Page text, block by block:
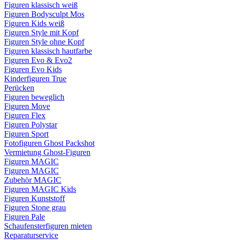
Figuren klassisch weiß
Figuren Bodysculpt Mos
Figuren Kids weiß
Figuren Style mit Kopf
Figuren Style ohne Kopf
Figuren klassisch hautfarbe
Figuren Evo & Evo2
Figuren Evo Kids
Kinderfiguren True
Perücken
Figuren beweglich
Figuren Move
Figuren Flex
Figuren Polystar
Figuren Sport
Fotofiguren Ghost Packshot
Vermietung Ghost-Figuren
Figuren MAGIC
Figuren MAGIC
Zubehör MAGIC
Figuren MAGIC Kids
Figuren Kunststoff
Figuren Stone grau
Figuren Pale
Schaufensterfiguren mieten
Reparaturservice